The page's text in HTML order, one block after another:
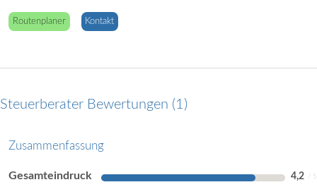
Routenplaner Kontakt
Steuerberater Bewertungen 1
Zusammenfassung
Gesamteindruck 4,2